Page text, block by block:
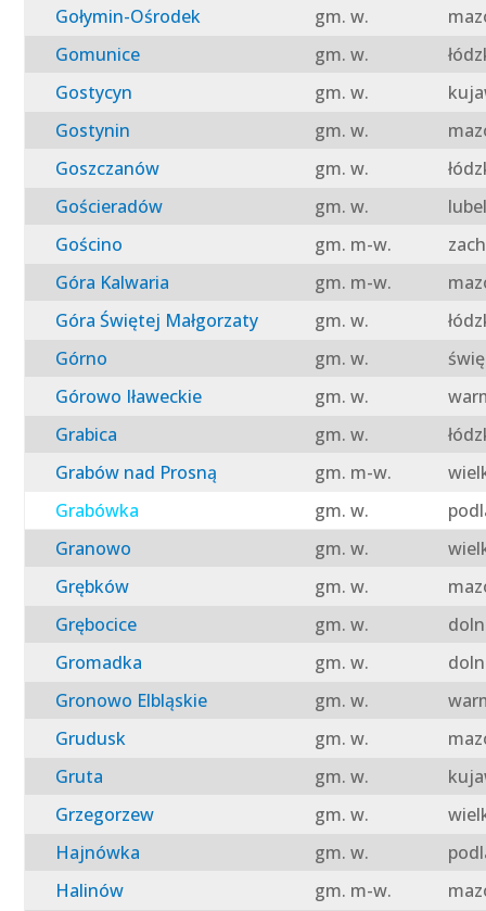
Gołymin-Ośrodek
gm. w.
Gomunice
gm. w.
Gostycyn
gm. w.
Gostynin
gm. w.
Goszczanów
gm. w.
Gościeradów
gm. w.
Gościno
gm. m-w.
Góra Kalwaria
gm. m-w.
Góra Świętej Małgorzaty
gm. w.
Górno
gm. w.
Górowo Iławeckie
gm. w.
Grabica
gm. w.
Grabów nad Prosną
gm. m-w.
Grabówka
gm. w.
Granowo
gm. w.
Grębków
gm. w.
Grębocice
gm. w.
Gromadka
gm. w.
Gronowo Elbląskie
gm. w.
Grudusk
gm. w.
Gruta
gm. w.
Grzegorzew
gm. w.
Hajnówka
gm. w.
Halinów
gm. m-w.